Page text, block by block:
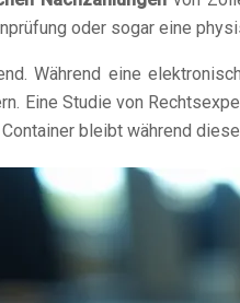
oder sogar eine
Während eine
Eine Studie von
bleibt während